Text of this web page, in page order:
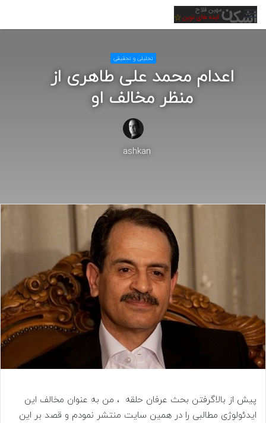
منو
تحلیلی و تحقیقی
اعدام محمد علی طاهری از
منظر مخالف او
ashkan
پیش از بالاگرفتن بحث عرفان حلقه ، من به عنوان مخالف این
ایدئولوژی مطالبی را در همین سایت منتشر نمودم و قصد بر این